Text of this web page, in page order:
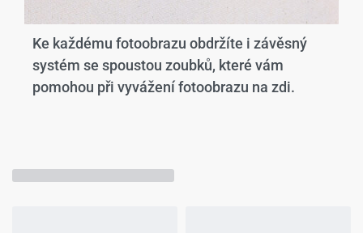
Ke každému fotoobrazu obdržíte i závěsný
systém se spoustou zoubků, které vám
pomohou při vyvážení fotoobrazu na zdi.